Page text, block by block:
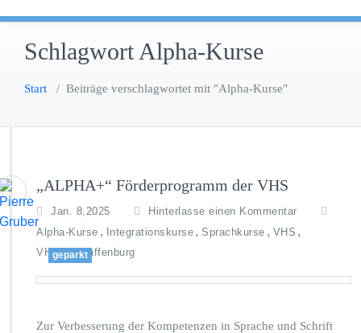
Schlagwort Alpha-Kurse
Start / Beiträge verschlagwortet mit "Alpha-Kurse"
„ALPHA+“ Förderprogramm der VHS
Jan. 8,2025
Hinterlasse einen Kommentar
Alpha-Kurse , Integrationskurse , Sprachkurse , VHS ,
VHS Aschaffenburg
geparkt
Zur Verbesserung der Kompetenzen in Sprache und Schrift